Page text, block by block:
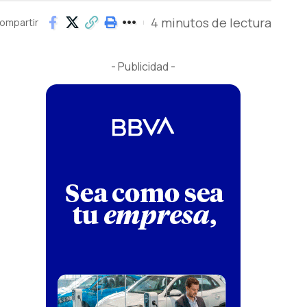
4 minutos de lectura
- Publicidad -